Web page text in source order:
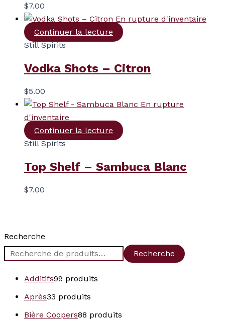
$7.00
En rupture d'inventaire
Continuer la lecture
Still Spirits
Vodka Shots – Citron
$5.00
En rupture
d'inventaire
Continuer la lecture
Still Spirits
Top Shelf – Sambuca Blanc
$7.00
Recherche
Recherche
Additifs99 produits
Après33 produits
Bière Coopers88 produits